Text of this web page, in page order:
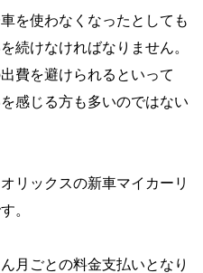
を使わなくなったとしても
続けなければなりません。
費を避けられるといって
感じる方も多いのではない
リックスの新車マイカーリ
。
月ごとの料金支払いとなり